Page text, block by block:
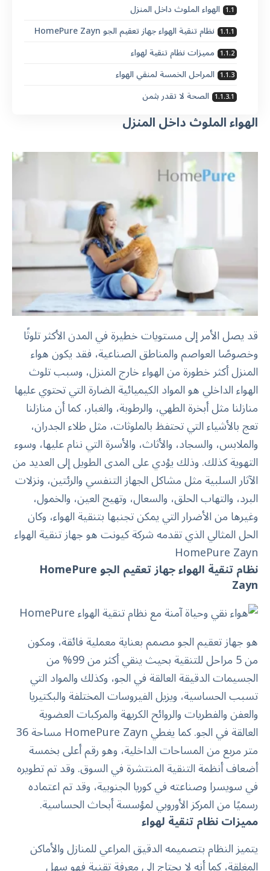
الهواء الملوث داخل المنزل
نظام تنقية الهواء جهاز تعقيم الجو HomePure Zayn
مميزات نظام تنقية لهواء
المراحل الخمسة لمنقي الهواء
الصحة لا تقدر بثمن
الهواء الملوث داخل المنزل
قد يصل الأمر إلى مستويات خطيرة في المدن الأكثر تلوثًا
وخصوصًا العواصم والمناطق الصناعية، فقد يكون هواء
المنزل أكثر خطورة من الهواء خارج المنزل، وسبب تلوث
الهواء الداخلي هو المواد الكيميائية الضارة التي تحتوي عليها
منازلنا مثل أبخرة الطهي، والرطوبة، والغبار، كما أن منازلنا
تعج بالأشياء التي تحتفظ بالملوثات، مثل طلاء الجدران،
والملابس، والسجاد، والأثاث، والأسرة التي ننام عليها، وسوء
التهوية كذلك. وذلك يؤدي على المدى الطويل إلى العديد من
الآثار السلبية مثل مشاكل الجهاز التنفسي والرئتين، ونزلات
البرد، والتهاب الحلق، والسعال، وتهيج العين، والخمول،
وغيرها من الأضرار التي يمكن تجنبها بتنقية الهواء، وكان
الحل المثالي الذي تقدمه شركة كيونت هوجهاز تنقية الهواء
HomePure Zayn
نظام تنقية الهواء جهاز تعقيم الجوHomePure
Zayn
هو جهاز تعقيم الجو مصمم بعناية معملية فائقة، ومكون
من 5 مراحل للتنقية بحيث ينقي أكثر من 99% من
الجسيمات الدقيقة العالقة في الجو، وكذلك والمواد التي
تسبب الحساسية، ويزيل الفيروسات المختلفة والبكتيريا
والعفن والفطريات والروائح الكريهة والمركبات العضوية
العالقة في الجو. كما يغطي HomePure Zayn مساحة 36
متر مربع من المساحات الداخلية، وهو رقم أعلى بخمسة
أضعاف أنظمة التنقية المنتشرة في السوق. وقد تم تطويره
في سويسرا وصناعته في كوريا الجنوبية، وقد تم اعتماده
رسميًا من المركز الأوروبي لمؤسسة أبحاث الحساسية.
مميزات نظام تنقية لهواء
يتميز النظام بتصميمه الدقيق المراعي للمنازل والأماكن